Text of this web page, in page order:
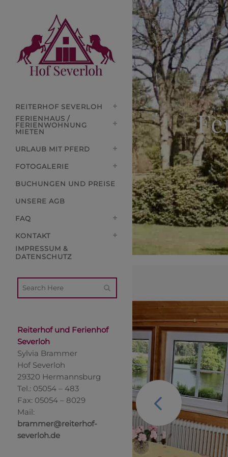
REITERHOF SEVERLOH
FERIENHAUS /
FERIENWOHNUNG
MIETEN
URLAUB MIT PFERD
FOTOGALERIE
BUCHUNGEN UND PREISE
UNSERE AGB
FAQ
KONTAKT
IMPRESSUM &
DATENSCHUTZ
Reiterhof und Ferienhof
Severloh
Sylvia Brammer
Hof Severloh
29320 Hermannsburg
Tel.: 05054 – 483
Fax: 05054 – 8029
Mail:
brammer@reiterhof-
severloh.de